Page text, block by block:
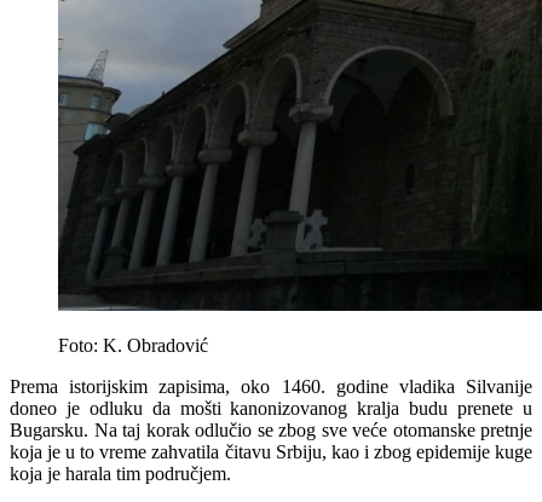
Foto: K. Obradović
Prema istorijskim zapisima, oko 1460. godine vladika Silvanije
doneo je odluku da mošti kanonizovanog kralja budu prenete u
Bugarsku. Na taj korak odlučio se zbog sve veće otomanske pretnje
koja je u to vreme zahvatila čitavu Srbiju, kao i zbog epidemije kuge
koja je harala tim područjem.